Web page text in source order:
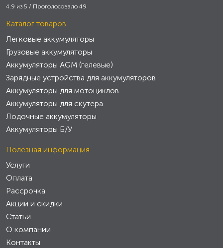
4.9 из 5 / Проголосовало 49
Каталог товаров
Легковые аккумуляторы
Грузовые аккумуляторы
Аккумуляторы AGM (гелевые)
Зарядные устройства для аккумуляторов
Аккумуляторы для мотоциклов
Аккумуляторы для скутера
Лодочные аккумуляторы
Аккумуляторы Б/У
Полезная информация
Услуги
Оплата
Рассрочка
Акции и скидки
Статьи
О компании
Контакты